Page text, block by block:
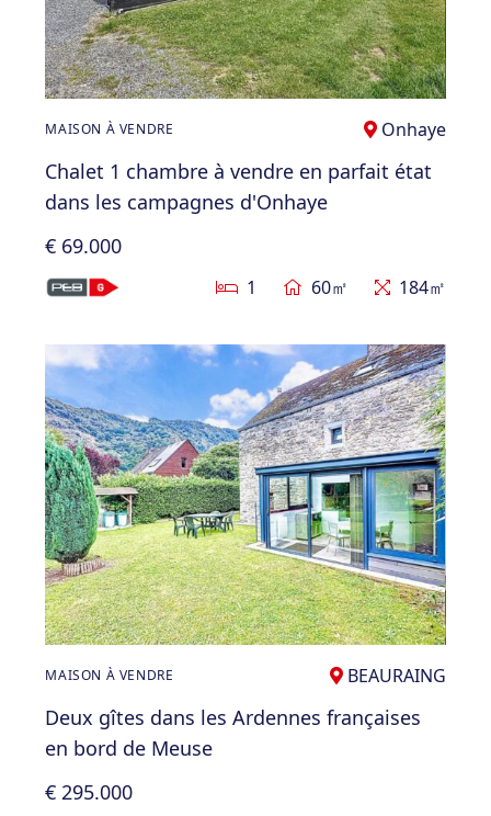
MAISON À VENDRE Onhaye
Chalet 1 chambre à vendre en parfait état
dans les campagnes d'Onhaye
€ 69.000
1 60㎡ 184㎡
MAISON À VENDRE BEAURAING
Deux gîtes dans les Ardennes françaises
en bord de Meuse
€ 295.000